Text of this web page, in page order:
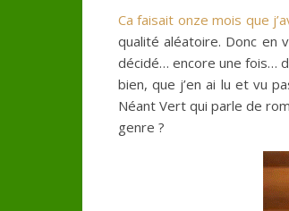
Ca faisait onze mois que
qualité aléatoire. Donc en
décidé… encore une fois…
bien, que j’en ai lu et vu
Néant Vert qui parle de
genre ?